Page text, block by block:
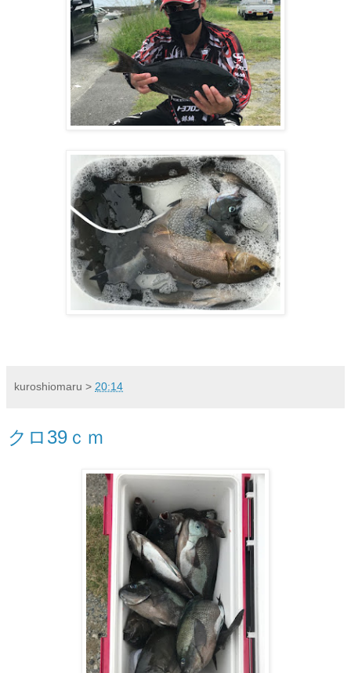
kuroshiomaru > 20:14
クロ39ｃｍ